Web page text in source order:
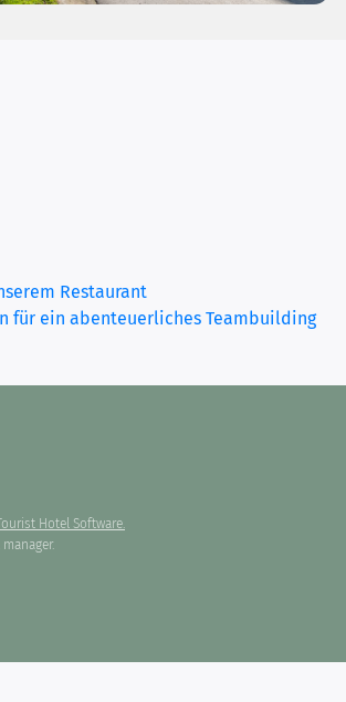
Restaurant
für ein abenteuerliches Teambuilding
Hotel Software.